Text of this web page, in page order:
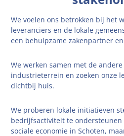
We voelen ons betrokken bij het
leveranciers en de lokale
een behulpzame zakenpartner
We werken samen met de
industrieterrein en zoeken onze
dichtbij huis.
We proberen lokale initiatieven
bedrijfsactiviteit te
sociale economie in Schoten,